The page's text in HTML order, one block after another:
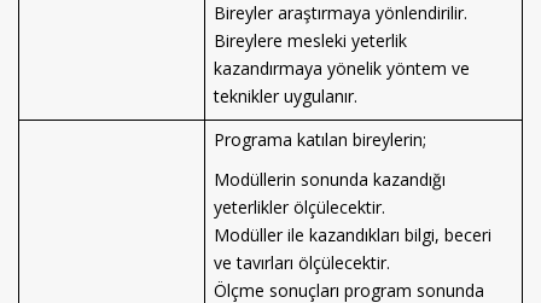
Bireyler araştırmaya yönlendirilir.
Bireylere mesleki yeterlik
kazandırmaya yönelik yöntem ve
teknikler uygulanır.
Programa katılan bireylerin;
Modüllerin sonunda kazandığı
yeterlikler ölçülecektir.
Modüller ile kazandıkları bilgi, beceri
ve tavırları ölçülecektir.
Ölçme sonuçları program sonunda